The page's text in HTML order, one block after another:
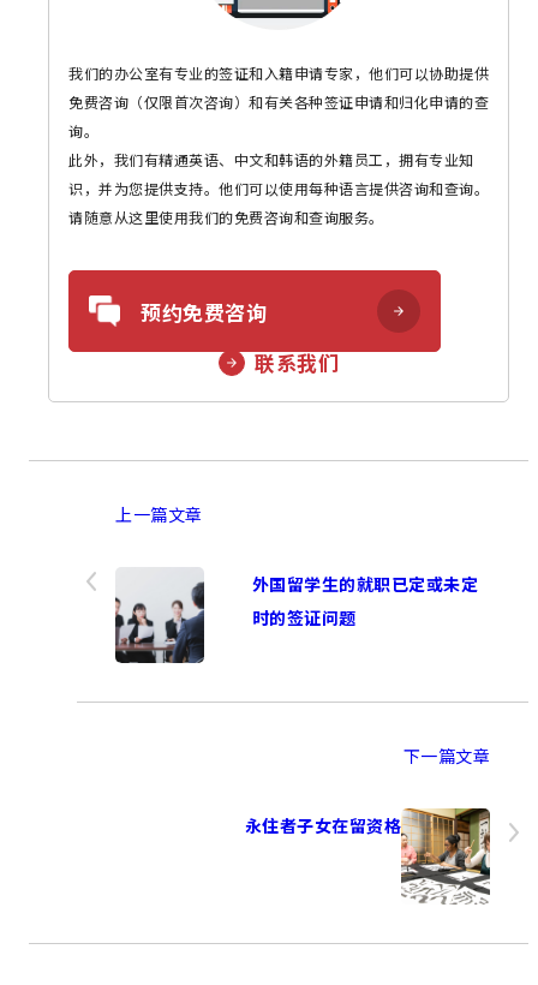
我们的办公室有专业的签证和入籍申请专家，他们可以协助提供
免费咨询（仅限首次咨询）和有关各种签证申请和归化申请的查
询。
此外，我们有精通英语、中文和韩语的外籍员工，拥有专业知
识，并为您提供支持。他们可以使用每种语言提供咨询和查询。
请随意从这里使用我们的免费咨询和查询服务。
预约免费咨询
联系我们
上一篇文章
外国留学生的就职已定或未定
时的签证问题
下一篇文章
永住者子女在留资格